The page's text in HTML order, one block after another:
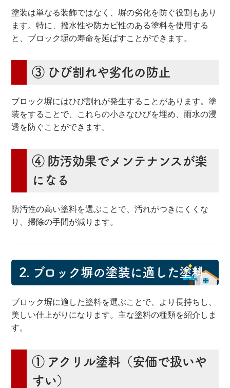
塗装は単なる装飾ではなく、塀の劣化を防ぐ役割もあり
ます。特に、撥水性や防カビ性のある塗料を使用する
と、ブロック塀の寿命を延ばすことができます。
③ ひび割れや劣化の防止
ブロック塀にはひび割れが発生することがあります。塗
装をすることで、これらの小さなひびを埋め、雨水の浸
透を防ぐことができます。
④ 防汚効果でメンテナンスが楽
になる
防汚性の高い塗料を選ぶことで、汚れがつきにくくな
り、掃除の手間が減ります。
2. ブロック塀の塗装に適した塗料
ブロック塀に適した塗料を選ぶことで、より長持ちし、
美しい仕上がりになります。主な塗料の種類を紹介しま
す。
① アクリル塗料（安価で扱いや
すい）